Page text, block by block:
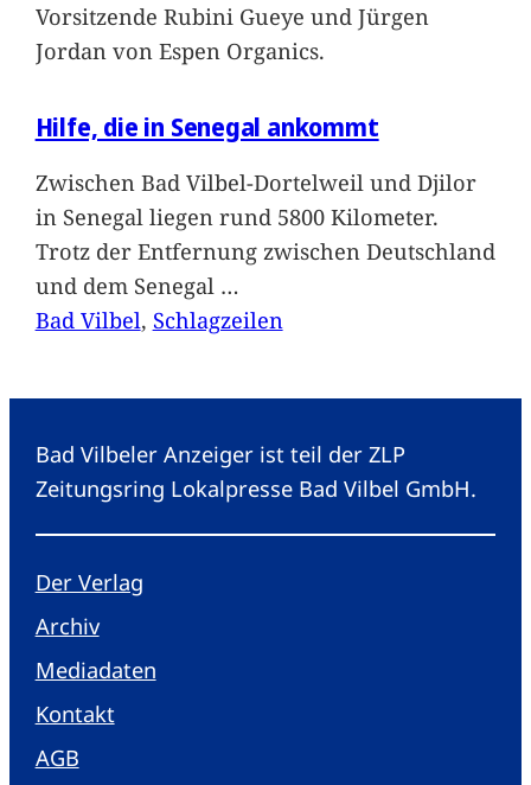
Vorsitzende Rubini Gueye und Jürgen
Jordan von Espen Organics.
Hilfe, die in Senegal ankommt
Zwischen Bad Vilbel-Dortelweil und Djilor
in Senegal liegen rund 5800 Kilometer.
Trotz der Entfernung zwischen Deutschland
und dem Senegal …
Bad Vilbel, Schlagzeilen
Bad Vilbeler Anzeiger ist teil der ZLP
Zeitungsring Lokalpresse Bad Vilbel GmbH.
Der Verlag
Archiv
Mediadaten
Kontakt
AGB